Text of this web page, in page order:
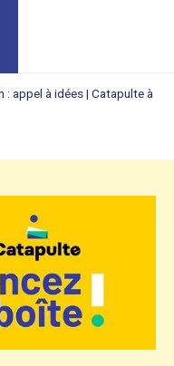
: appel à idées | Catapulte à